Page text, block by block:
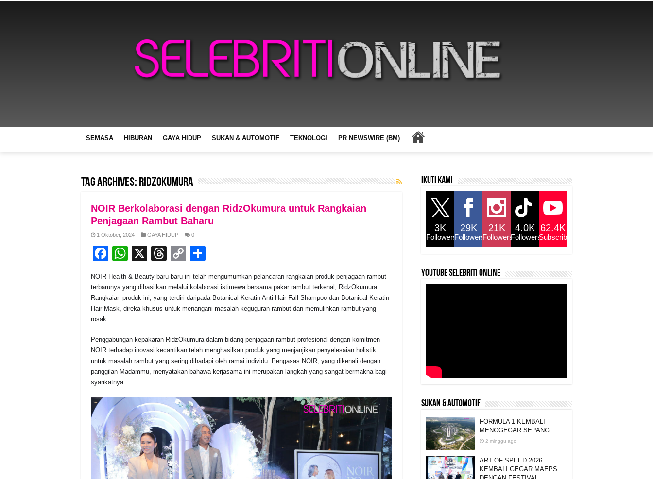
SEMASA HIBURAN GAYA HIDUP SUKAN & AUTOMOTIF TEKNOLOGI PR NEWSWIRE (BM)
Tag Archives: RidzOkumura
NOIR Berkolaborasi dengan RidzOkumura untuk Rangkaian
Penjagaan Rambut Baharu
1 Oktober, 2024 GAYA HIDUP 0
F
c
e
b
o
k
W
at
s
A
p
X
T
e
a
d
C
p
y
Li
k
ar
e
NOIR Health & Beauty baru-baru ini telah mengumumkan pelancaran rangkaian produk penjagaan rambut
terbarunya yang dihasilkan melalui kolaborasi istimewa bersama pakar rambut terkenal, RidzOkumura.
Rangkaian produk ini, yang terdiri daripada Botanical Keratin Anti-Hair Fall Shampoo dan Botanical Keratin
Hair Mask, direka khusus untuk menangani masalah keguguran rambut dan memulihkan rambut yang
rosak.
Penggabungan kepakaran RidzOkumura dalam bidang penjagaan rambut profesional dengan komitmen
NOIR terhadap inovasi kecantikan telah menghasilkan produk yang menjanjikan penyelesaian holistik
untuk masalah rambut yang sering dihadapi oleh ramai individu. Pengasas NOIR, yang dikenali dengan
panggilan Madammu, menyatakan bahawa kerjasama ini merupakan langkah yang sangat bermakna bagi
syarikatnya.
Ikuti kami
3K
Followers
29K
Followers
21K
Followers
4.0K
Followers
62.4K
Subscribers
YouTube selebriti online
SUKAN & AUTOMOTIF
FORMULA 1 KEMBALI
MENGGEGAR SEPANG
2 minggu ago
ART OF SPEED 2026
KEMBALI GEGAR MAEPS